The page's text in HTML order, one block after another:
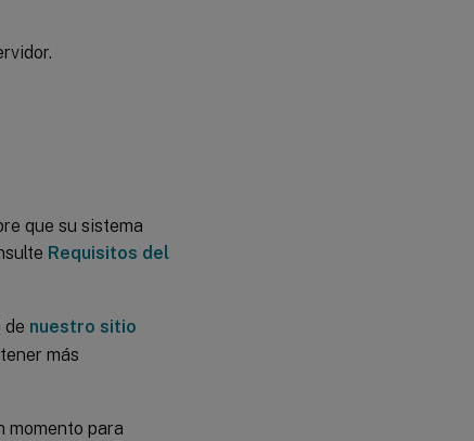
que su sistema
Requisitos del
de nuestro sitio
más
momento para